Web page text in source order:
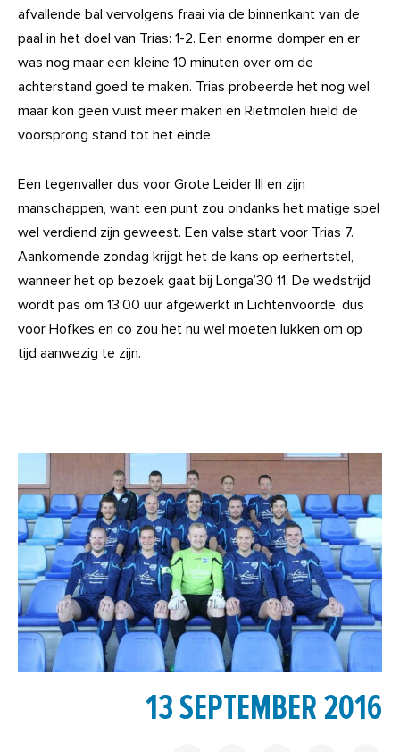
afvallende bal vervolgens fraai via de binnenkant van de
paal in het doel van Trias: 1-2. Een enorme domper en er
was nog maar een kleine 10 minuten over om de
achterstand goed te maken. Trias probeerde het nog wel,
maar kon geen vuist meer maken en Rietmolen hield de
voorsprong stand tot het einde.
Een tegenvaller dus voor Grote Leider III en zijn
manschappen, want een punt zou ondanks het matige spel
wel verdiend zijn geweest. Een valse start voor Trias 7.
Aankomende zondag krijgt het de kans op eerhertstel,
wanneer het op bezoek gaat bij Longa’30 11. De wedstrijd
wordt pas om 13:00 uur afgewerkt in Lichtenvoorde, dus
voor Hofkes en co zou het nu wel moeten lukken om op
tijd aanwezig te zijn.
13 SEPTEMBER 2016